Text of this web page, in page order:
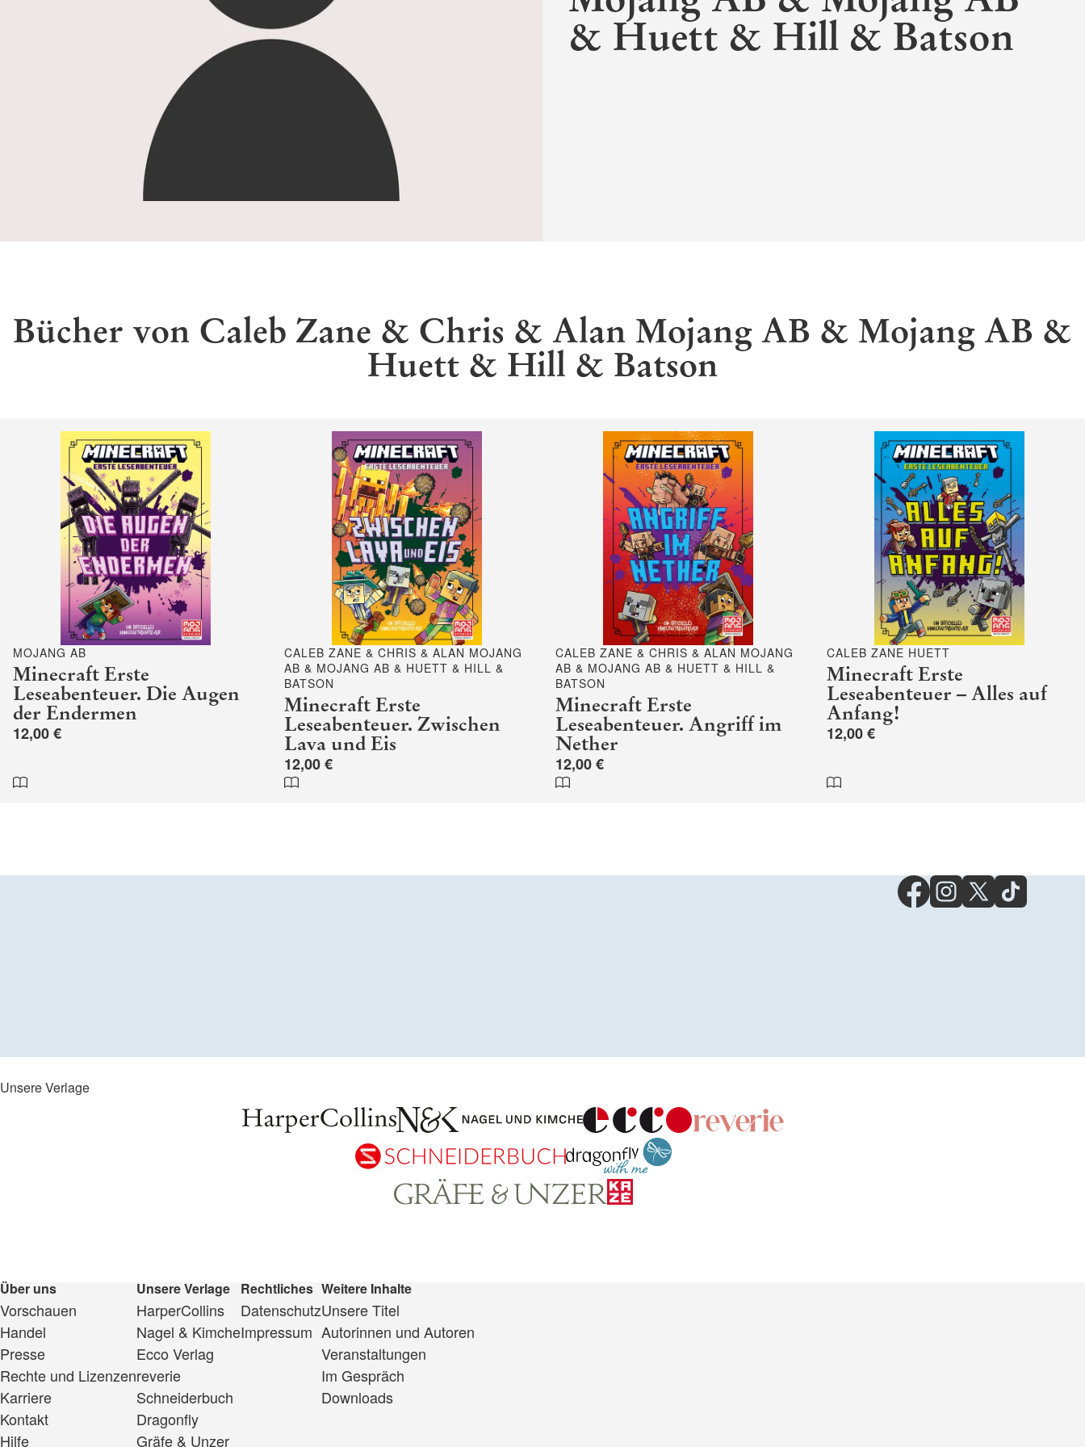
& Huett & Hill & Batson
Bücher von Caleb Zane & Chris & Alan Mojang AB & Mojang AB &
Huett & Hill & Batson
MOJANG AB
Minecraft Erste
Leseabenteuer. Die Augen
der Endermen
12,00 €
CALEB ZANE & CHRIS & ALAN MOJANG
AB & MOJANG AB & HUETT & HILL &
BATSON
Minecraft Erste
Leseabenteuer. Zwischen
Lava und Eis
12,00 €
CALEB ZANE & CHRIS & ALAN MOJANG
AB & MOJANG AB & HUETT & HILL &
BATSON
Minecraft Erste
Leseabenteuer. Angriff im
Nether
12,00 €
CALEB ZANE HUETT
Minecraft Erste
Leseabenteuer – Alles auf
Anfang!
12,00 €
Unsere Verlage
Über uns
Vorschauen
Handel
Presse
Rechte und Lizenzen
Karriere
Kontakt
Hilfe
Unsere Verlage
HarperCollins
Nagel & Kimche
Ecco Verlag
reverie
Schneiderbuch
Dragonfly
Gräfe & Unzer
Rechtliches
Datenschutz
Impressum
Weitere Inhalte
Unsere Titel
Autorinnen und Autoren
Veranstaltungen
Im Gespräch
Downloads